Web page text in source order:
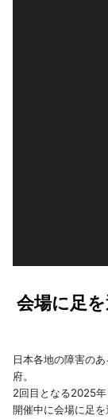
会場に足
日本各地の障害の
府。
2回目となる2025年
開催中に会場に足